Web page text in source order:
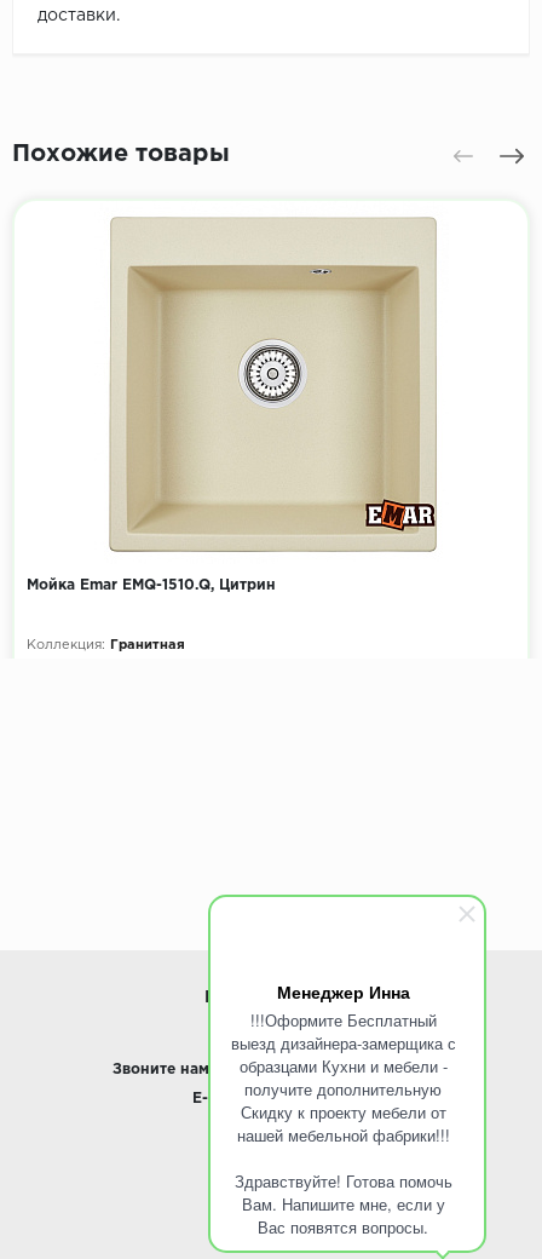
Менеджер Инна
!!!Оформите Бесплатный
выезд дизайнера-замерщика с
образцами Кухни и мебели -
получите дополнительную
Скидку к проекту мебели от
нашей мебельной фабрики!!!
Здравствуйте! Готова помочь
Вам. Напишите мне, если у
Вас появятся вопросы.
доставки.
Похожие товары
Мойка Emar EMQ-1510.Q, Цитрин
Коллекция:
Гранитная
ИНФОРМАЦИЯ
www.ROINST.ru
Звоните нам: 8 495 797-10-50 / Whatsapp
E-mail: info@roinst.ru
О КОМПАНИИ
О компании